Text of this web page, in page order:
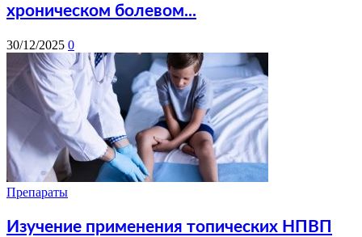
хроническом болевом...
30/12/2025 0
Препараты
Изучение применения топических НПВП